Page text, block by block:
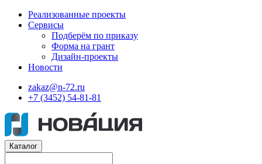
Реализованные проекты
Сервисы
Подберём по приказу
Форма на грант
Дизайн-проекты
Новости
zakaz@n-72.ru
+7 (3452) 54-81-81
Каталог